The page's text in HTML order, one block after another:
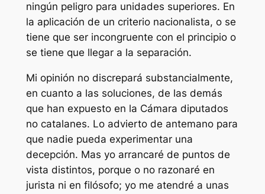
ningún peligro para unidades superiores. En
la aplicación de un criterio nacionalista, o se
tiene que ser incongruente con el principio o
se tiene que llegar a la separación.
Mi opinión no discrepará substancialmente,
en cuanto a las soluciones, de las demás
que han expuesto en la Cámara diputados
no catalanes. Lo advierto de antemano para
que nadie pueda experimentar una
decepción. Mas yo arrancaré de puntos de
vista distintos, porque o no razonaré en
jurista ni en filósofo; yo me atendré a unas